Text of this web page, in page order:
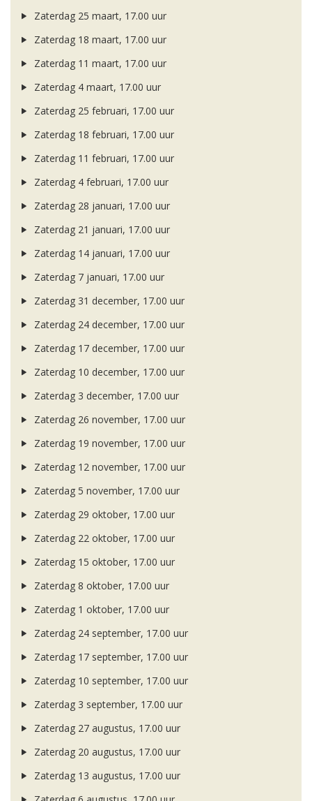
Zaterdag 25 maart, 17.00 uur
Zaterdag 18 maart, 17.00 uur
Zaterdag 11 maart, 17.00 uur
Zaterdag 4 maart, 17.00 uur
Zaterdag 25 februari, 17.00 uur
Zaterdag 18 februari, 17.00 uur
Zaterdag 11 februari, 17.00 uur
Zaterdag 4 februari, 17.00 uur
Zaterdag 28 januari, 17.00 uur
Zaterdag 21 januari, 17.00 uur
Zaterdag 14 januari, 17.00 uur
Zaterdag 7 januari, 17.00 uur
Zaterdag 31 december, 17.00 uur
Zaterdag 24 december, 17.00 uur
Zaterdag 17 december, 17.00 uur
Zaterdag 10 december, 17.00 uur
Zaterdag 3 december, 17.00 uur
Zaterdag 26 november, 17.00 uur
Zaterdag 19 november, 17.00 uur
Zaterdag 12 november, 17.00 uur
Zaterdag 5 november, 17.00 uur
Zaterdag 29 oktober, 17.00 uur
Zaterdag 22 oktober, 17.00 uur
Zaterdag 15 oktober, 17.00 uur
Zaterdag 8 oktober, 17.00 uur
Zaterdag 1 oktober, 17.00 uur
Zaterdag 24 september, 17.00 uur
Zaterdag 17 september, 17.00 uur
Zaterdag 10 september, 17.00 uur
Zaterdag 3 september, 17.00 uur
Zaterdag 27 augustus, 17.00 uur
Zaterdag 20 augustus, 17.00 uur
Zaterdag 13 augustus, 17.00 uur